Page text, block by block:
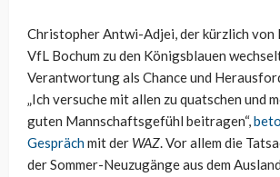
ChristopherAntwi-Adjei, der kürzlich
VfL Bochum zu den Königsblauen
Verantwortung als Chance und
„Ich versuche mit allen zu quatschen und
guten Mannschaftsgefühl beitragen“,
Gesprächmit der WAZ. Vor allem die
der Sommer-Neuzugänge aus dem